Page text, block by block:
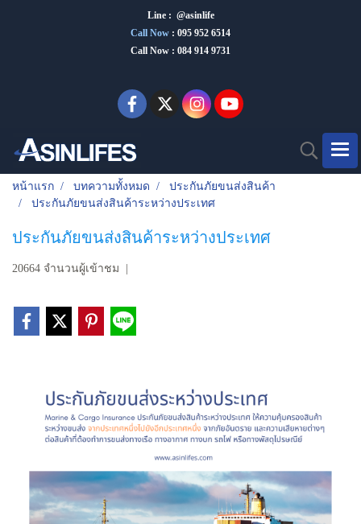
Line : @asinlife
Call Now : 095 952 6514
Call Now : 084 914 9731
หน้าแรก บทความทั้งหมด
ประกันภัยขนส่งสินค้า
ประกันภัยขนส่งสินค้าระหว่างประเทศ
ประกันภัยขนส่งสินค้าระหว่างประเทศ
20664 จำนวนผู้เข้าชม